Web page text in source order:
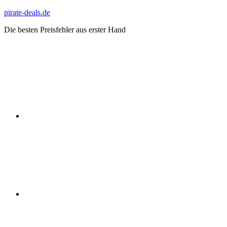
Zum
springen
pirate-deals.de
Die besten Preisfehler aus erster Hand